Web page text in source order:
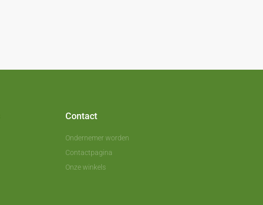
Contact
Ondernemer worden
Contactpagina
Onze winkels